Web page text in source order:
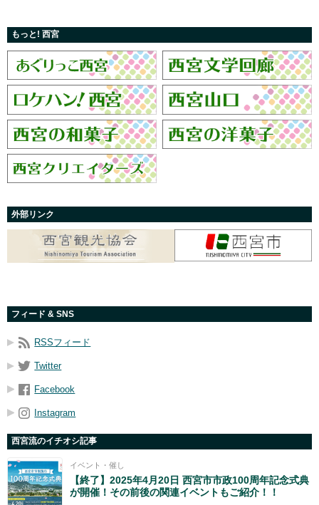
もっと! 西宮
外部リンク
フィード & SNS
RSSフィード
Twitter
Facebook
Instagram
西宮流のイチオシ記事
イベント・催し
【終了】2025年4月20日 西宮市市政100周年記念式典
が開催！その前後の関連イベントもご紹介！！